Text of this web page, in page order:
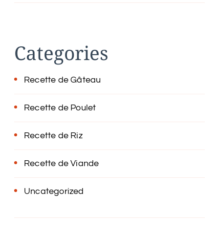
Categories
Recette de Gâteau
Recette de Poulet
Recette de Riz
Recette de Viande
Uncategorized